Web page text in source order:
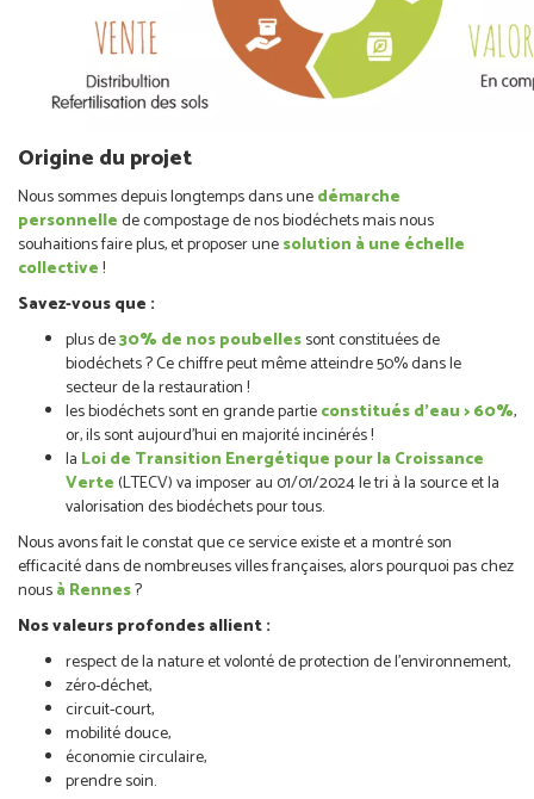
Origine du projet
Nous sommes depuis longtemps dans unedémarche
personnellede compostage de nos biodéchets mais nous
souhaitions faire plus, et proposer unesolution à une échelle
collective!
Savez-vous que :
plus de30% de nos poubellessont constituées de
biodéchets ? Ce chiffre peut même atteindre 50% dans le
secteur de la restauration !
les biodéchets sont en grande partieconstitués d’eau > 60%,
or, ils sont aujourd’hui en majorité incinérés !
la Loi de Transition Energétique pour la Croissance
Verte(LTECV) va imposer au 01/01/2024 le tri à la source et la
valorisation des biodéchets pour tous.
Nous avons fait le constat que ce service existe et a montré son
efficacité dans de nombreuses villes françaises, alors pourquoi pas chez
nousà Rennes?
Nos valeurs profondes allient :
respect de la nature et volonté de protection de l’environnement,
zéro-déchet,
circuit-court,
mobilité douce,
économie circulaire,
prendre soin.